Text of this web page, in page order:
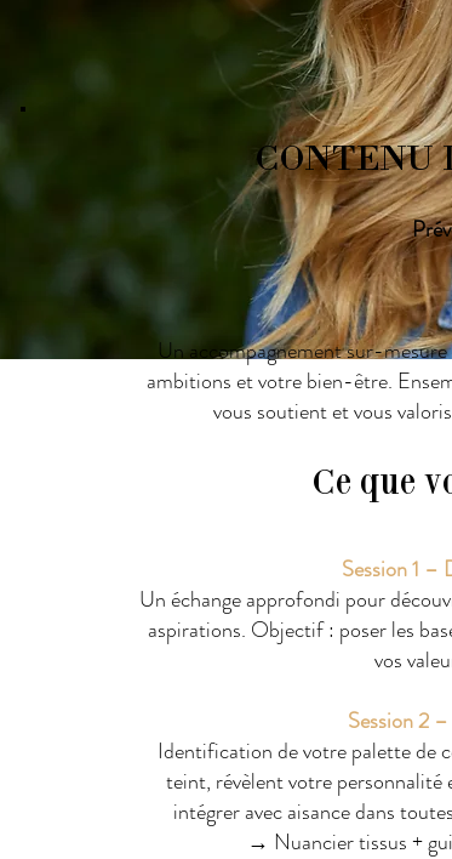
CONTENU
Un accompagnement sur-
ambitions et votre bien-être.
vous soutient et vous
Ce que
Session 1 –
Un échange approfondi pour
aspirations. Objectif : poser les
vos
Session 2
Identification de votre palette de
teint, révèlent votre personnalité
intégrer avec aisance dans
→ Nuancier tissus +